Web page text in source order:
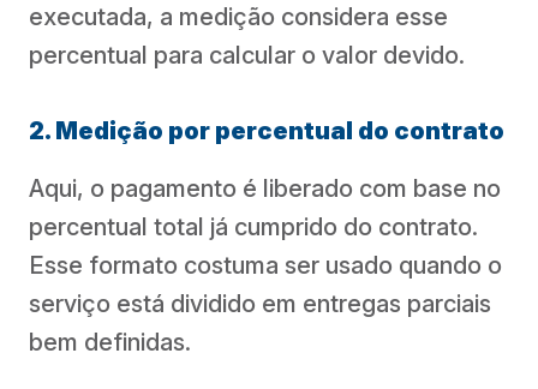
executada, a medição considera esse
percentual para calcular o valor devido.
2. Medição por percentual do contrato
Aqui, o pagamento é liberado com base no
percentual total já cumprido do contrato.
Esse formato costuma ser usado quando o
serviço está dividido em entregas parciais
bem definidas.